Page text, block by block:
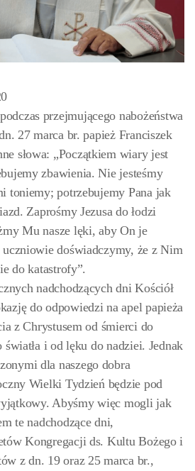
przejmującego nabożeństwa
27 marca br. papież Franciszek
słowa: „Początkiem wiary jest
zbawienia. Nie jesteśmy
toniemy; potrzebujemy Pana jak
Zaprośmy Jezusa do łodzi
Mu nasze lęki, aby On je
uczniowie doświadczymy, że z Nim
do katastrofy”.
nadchodzących dni Kościół
do odpowiedzi na apel papieża
z Chrystusem od śmierci do
i od lęku do nadziei. Jednak
dla naszego dobra
Wielki Tydzień będzie pod
Abyśmy więc mogli jak
te nadchodzące dni,
Kongregacji ds. Kultu Bożego i
z dn. 19 oraz 25 marca br.,